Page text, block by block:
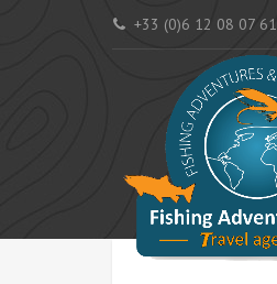
+33 (0)6 12 08 07 61